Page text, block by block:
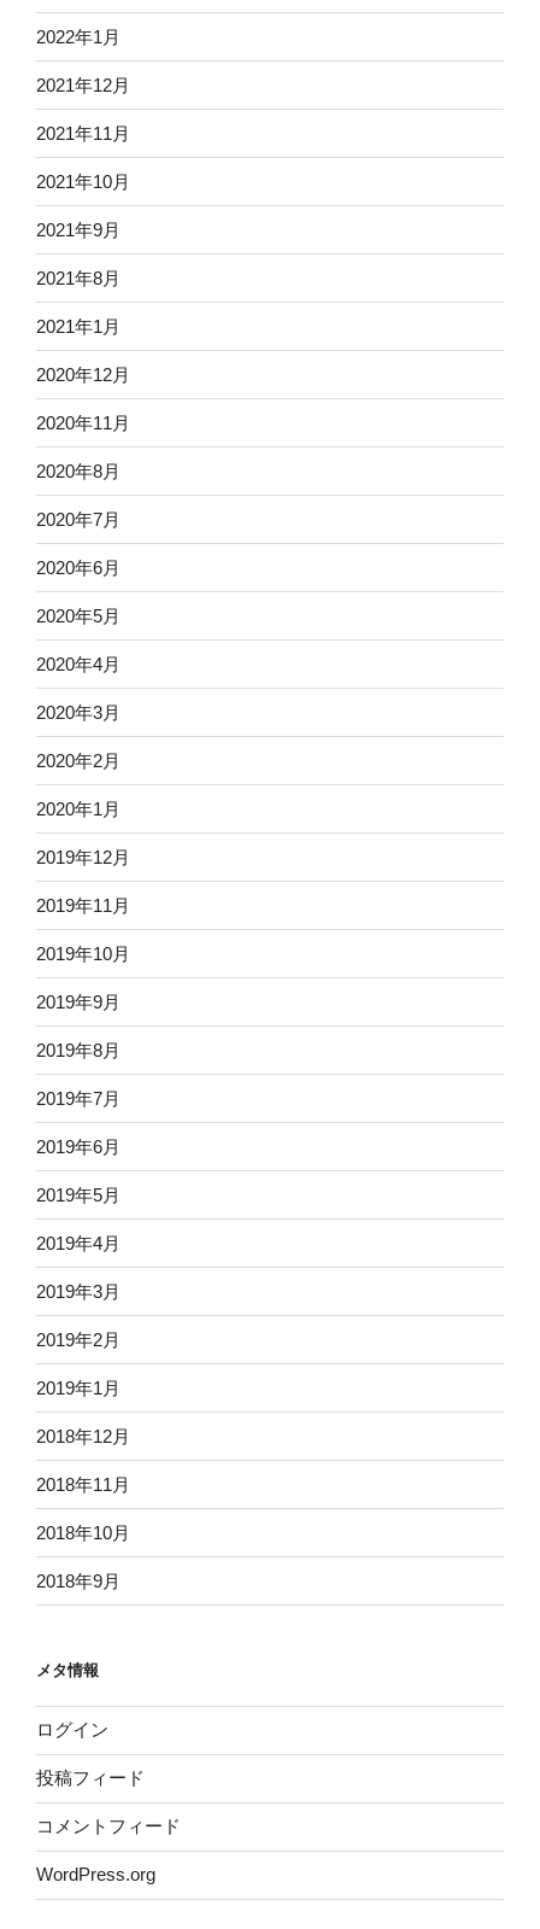
2022年1月
2021年12月
2021年11月
2021年10月
2021年9月
2021年8月
2021年1月
2020年12月
2020年11月
2020年8月
2020年7月
2020年6月
2020年5月
2020年4月
2020年3月
2020年2月
2020年1月
2019年12月
2019年11月
2019年10月
2019年9月
2019年8月
2019年7月
2019年6月
2019年5月
2019年4月
2019年3月
2019年2月
2019年1月
2018年12月
2018年11月
2018年10月
2018年9月
メタ情報
ログイン
投稿フィード
コメントフィード
WordPress.org